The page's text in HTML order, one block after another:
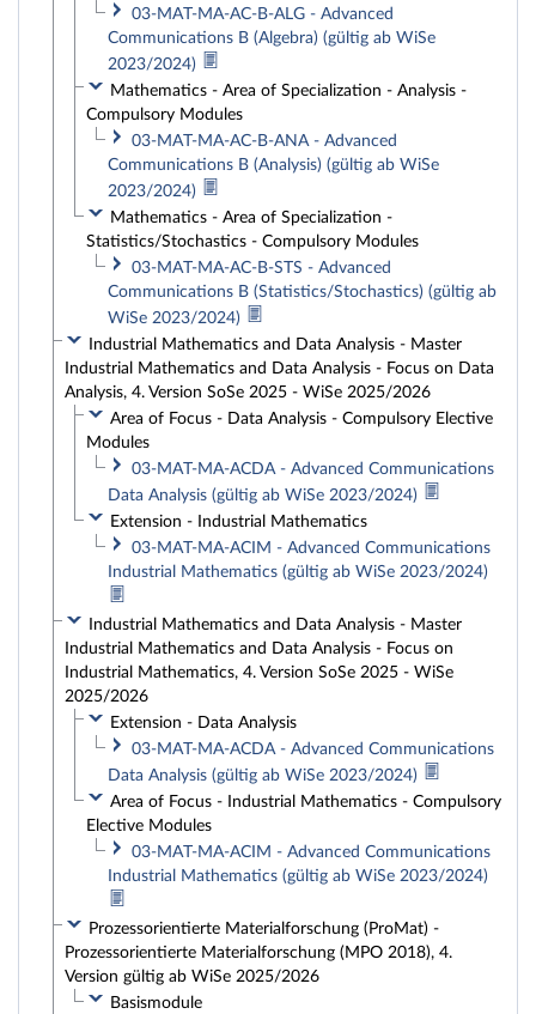
03-MAT-MA-AC-B-ALG - Advanced
Communications B (Algebra) (gültig ab WiSe
2023/2024)
Mathematics - Area of Specialization - Analysis -
Compulsory Modules
03-MAT-MA-AC-B-ANA - Advanced
Communications B (Analysis) (gültig ab WiSe
2023/2024)
Mathematics - Area of Specialization -
Statistics/Stochastics - Compulsory Modules
03-MAT-MA-AC-B-STS - Advanced
Communications B (Statistics/Stochastics) (gültig ab
WiSe 2023/2024)
Industrial Mathematics and Data Analysis - Master
Industrial Mathematics and Data Analysis - Focus on Data
Analysis, 4. Version SoSe 2025 - WiSe 2025/2026
Area of Focus - Data Analysis - Compulsory Elective
Modules
03-MAT-MA-ACDA - Advanced Communications
Data Analysis (gültig ab WiSe 2023/2024)
Extension - Industrial Mathematics
03-MAT-MA-ACIM - Advanced Communications
Industrial Mathematics (gültig ab WiSe 2023/2024)
Industrial Mathematics and Data Analysis - Master
Industrial Mathematics and Data Analysis - Focus on
Industrial Mathematics, 4. Version SoSe 2025 - WiSe
2025/2026
Extension - Data Analysis
03-MAT-MA-ACDA - Advanced Communications
Data Analysis (gültig ab WiSe 2023/2024)
Area of Focus - Industrial Mathematics - Compulsory
Elective Modules
03-MAT-MA-ACIM - Advanced Communications
Industrial Mathematics (gültig ab WiSe 2023/2024)
Prozessorientierte Materialforschung (ProMat) -
Prozessorientierte Materialforschung (MPO 2018), 4.
Version gültig ab WiSe 2025/2026
Basismodule